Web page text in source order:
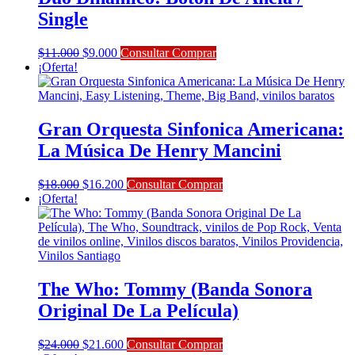
Single
$11.000 El
original
era:
$9.000El
actual
es:
Consultar Comprar
¡Oferta!
Gran Orquesta Sinfonica Americana:
La Música De Henry Mancini
$18.000 El
original
era:
$18.000.
$16.200El
actual
es:
$16.200.
Consultar Comprar
¡Oferta!
The Who: Tommy (Banda Sonora
Original De La Película)
$24.000 El
$21.600ElConsultar Comprar